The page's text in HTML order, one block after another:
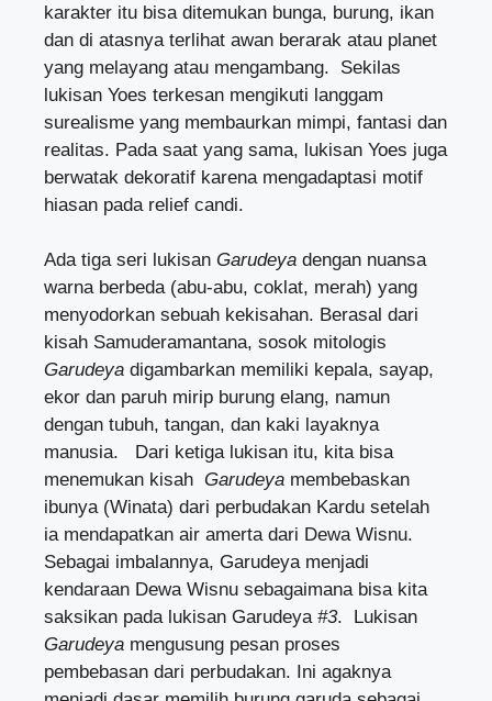
karakter itu bisa ditemukan bunga, burung, ikan
dan di atasnya terlihat awan berarak atau planet
yang melayang atau mengambang. Sekilas
lukisan Yoes terkesan mengikuti langgam
surealisme yang membaurkan mimpi, fantasi dan
realitas. Pada saat yang sama, lukisan Yoes juga
berwatak dekoratif karena mengadaptasi motif
hiasan pada relief candi.
Ada tiga seri lukisan Garudeya dengan nuansa
warna berbeda (abu-abu, coklat, merah) yang
menyodorkan sebuah kekisahan. Berasal dari
kisah Samuderamantana, sosok mitologis
Garudeya digambarkan memiliki kepala, sayap,
ekor dan paruh mirip burung elang, namun
dengan tubuh, tangan, dan kaki layaknya
manusia. Dari ketiga lukisan itu, kita bisa
menemukan kisah Garudeya membebaskan
ibunya (Winata) dari perbudakan Kardu setelah
ia mendapatkan air amerta dari Dewa Wisnu.
Sebagai imbalannya, Garudeya menjadi
kendaraan Dewa Wisnu sebagaimana bisa kita
saksikan pada lukisan Garudeya#3. Lukisan
Garudeya mengusung pesan proses
pembebasan dari perbudakan. Ini agaknya